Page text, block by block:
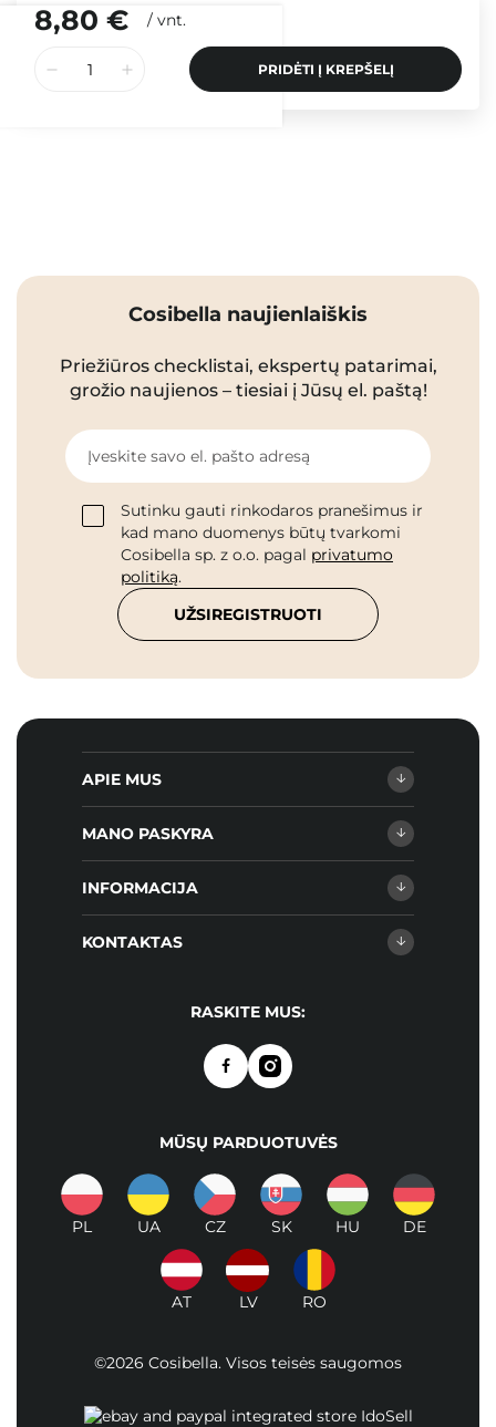
8,80 € / vnt.
PRIDĖTI Į KREPŠELĮ
Cosibella naujienlaiškis
Priežiūros checklistai, ekspertų patarimai,
grožio naujienos – tiesiai į Jūsų el. paštą!
Įveskite savo el. pašto adresą
Sutinku gauti rinkodaros pranešimus ir
kad mano duomenys būtų tvarkomi
Cosibella sp. z o.o. pagal privatumo
politiką.
UŽSIREGISTRUOTI
APIE MUS
MANO PASKYRA
INFORMACIJA
KONTAKTAS
RASKITE MUS:
MŪSŲ PARDUOTUVĖS
PL UA CZ SK HU DE
AT LV RO
©2026 Cosibella. Visos teisės saugomos